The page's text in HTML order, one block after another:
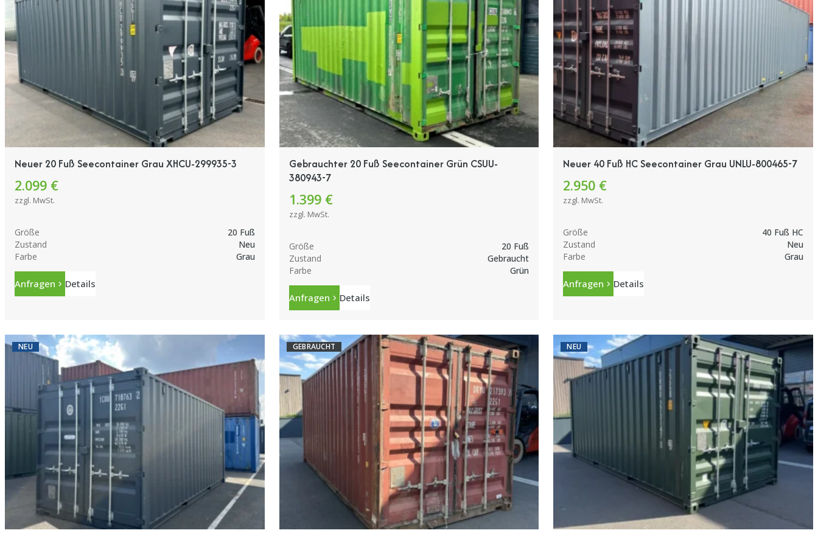
Neuer 20 Fuß Seecontainer Grau XHCU-299935-3
2.099 €
zzgl. MwSt.
Größe
20 Fuß
Zustand
Neu
Farbe
Grau
Anfragen Details
Gebrauchter 20 Fuß Seecontainer Grün CSUU-
380943-7
1.399 €
zzgl. MwSt.
Größe
20 Fuß
Zustand
Gebraucht
Farbe
Grün
Anfragen Details
Neuer 40 Fuß HC Seecontainer Grau UNLU-800465-7
2.950 €
zzgl. MwSt.
Größe
40 Fuß HC
Zustand
Neu
Farbe
Grau
Anfragen Details
NEU GEBRAUCHT NEU